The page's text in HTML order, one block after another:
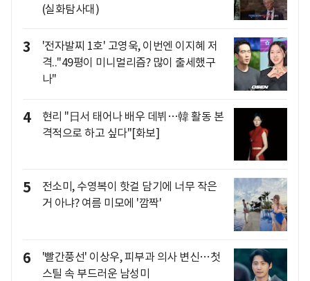
(실화탐사대)
3
'전자발찌 1호' 고영욱, 이번엔 이지혜 저
격.."49평이 미니멀리즘? 많이 출세했구
나"
4
현리 "日서 태어나 배우 데뷔…韓 활동 본
격적으로 하고 싶다"[화보]
5
전소미, 수영복이 핫걸 담기에 너무 작은
거 아냐? 여름 미모에 '깜짝'
6
'빨간풍선' 이상우, 피부과 의사 변신…첫
스틸 속 부드러운 남성미